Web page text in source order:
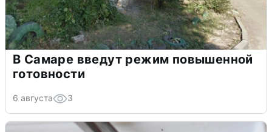
В Самаре введут режим повышенной
готовности
6 августа 3